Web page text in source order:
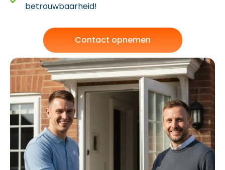
betrouwbaarheid!
Contact opnemen